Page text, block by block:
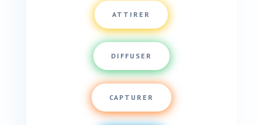
ATTIRER
DIFFUSER
CAPTURER